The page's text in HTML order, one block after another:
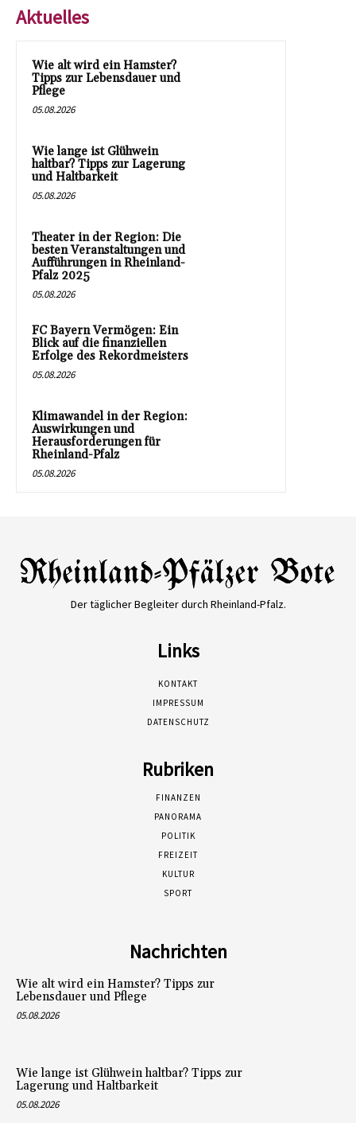
Aktuelles
Wie alt wird ein Hamster?
Tipps zur Lebensdauer und
Pflege
05.08.2026
Wie lange ist Glühwein
haltbar? Tipps zur Lagerung
und Haltbarkeit
05.08.2026
Theater in der Region: Die
besten Veranstaltungen und
Aufführungen in Rheinland-
Pfalz 2025
05.08.2026
FC Bayern Vermögen: Ein
Blick auf die finanziellen
Erfolge des Rekordmeisters
05.08.2026
Klimawandel in der Region:
Auswirkungen und
Herausforderungen für
Rheinland-Pfalz
05.08.2026
Der täglicher Begleiter durch Rheinland-Pfalz.
Links
KONTAKT
IMPRESSUM
DATENSCHUTZ
Rubriken
FINANZEN
PANORAMA
POLITIK
FREIZEIT
KULTUR
SPORT
Nachrichten
Wie alt wird ein Hamster? Tipps zur
Lebensdauer und Pflege
05.08.2026
Wie lange ist Glühwein haltbar? Tipps zur
Lagerung und Haltbarkeit
05.08.2026